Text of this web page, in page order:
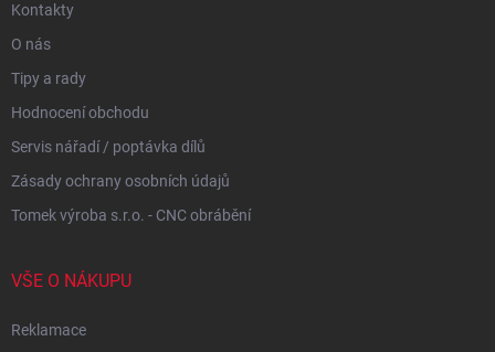
Kontakty
O nás
Tipy a rady
Hodnocení obchodu
Servis nářadí / poptávka dílů
Zásady ochrany osobních údajů
Tomek výroba s.r.o. - CNC obrábění
VŠE O NÁKUPU
Reklamace